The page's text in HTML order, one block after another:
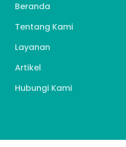
Beranda
Tentang Kami
Layanan
Artikel
Hubungi Kami